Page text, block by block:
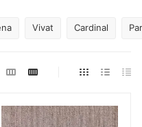
Vivat Cardinal